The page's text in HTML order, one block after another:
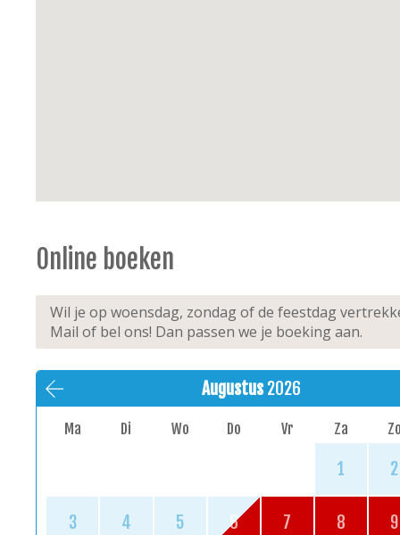
Online boeken
Wil je op woensdag, zondag of de feestdag
Mail of bel ons! Dan passen we je boeking aan.
Augustus 2026
Ma Di Wo Do Vr Za Zo
1 2
3 4 5 6 7 8 9